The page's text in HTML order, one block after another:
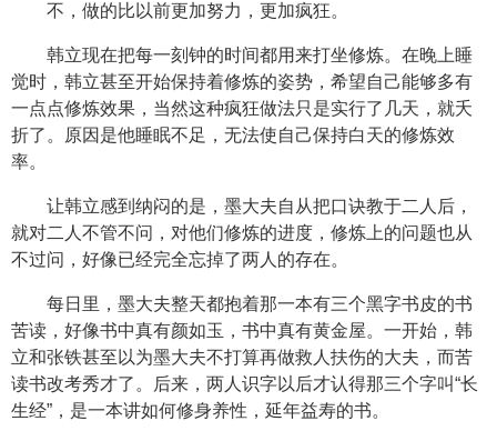
不，做的比以前更加努力，更加疯狂。
韩立现在把每一刻钟的时间都用来打坐修炼。在晚上睡
觉时，韩立甚至开始保持着修炼的姿势，希望自己能够多有
一点点修炼效果，当然这种疯狂做法只是实行了几天，就夭
折了。原因是他睡眠不足，无法使自己保持白天的修炼效
率。
让韩立感到纳闷的是，墨大夫自从把口诀教于二人后，
就对二人不管不问，对他们修炼的进度，修炼上的问题也从
不过问，好像已经完全忘掉了两人的存在。
每日里，墨大夫整天都抱着那一本有三个黑字书皮的书
苦读，好像书中真有颜如玉，书中真有黄金屋。一开始，韩
立和张铁甚至以为墨大夫不打算再做救人扶伤的大夫，而苦
读书改考秀才了。后来，两人识字以后才认得那三个字叫“长
生经”，是一本讲如何修身养性，延年益寿的书。